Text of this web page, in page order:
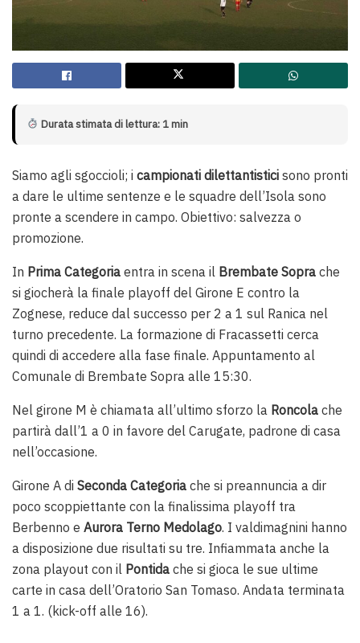
Durata stimata di lettura: 1 min
Siamo agli sgoccioli; i campionati dilettantistici sono pronti
a dare le ultime sentenze e le squadre dell’Isola sono
pronte a scendere in campo. Obiettivo: salvezza o
promozione.
In Prima Categoria entra in scena il Brembate Sopra che
si giocherà la finale playoff del Girone E contro la
Zognese, reduce dal successo per 2 a 1 sul Ranica nel
turno precedente. La formazione di Fracassetti cerca
quindi di accedere alla fase finale. Appuntamento al
Comunale di Brembate Sopra alle 15:30.
Nel girone M è chiamata all’ultimo sforzo la Roncola che
partirà dall’1 a 0 in favore del Carugate, padrone di casa
nell’occasione.
Girone A di Seconda Categoria che si preannuncia a dir
poco scoppiettante con la finalissima playoff tra
Berbenno e Aurora Terno Medolago. I valdimagnini hanno
a disposizione due risultati su tre. Infiammata anche la
zona playout con il Pontida che si gioca le sue ultime
carte in casa dell’Oratorio San Tomaso. Andata terminata
1 a 1. (kick-off alle 16).